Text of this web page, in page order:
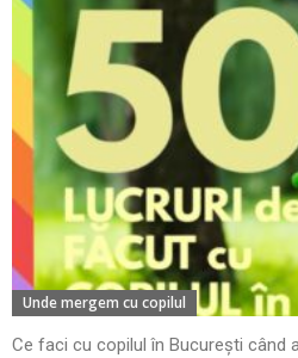
Unde mergem cu copilul
Ce faci cu copilul în București când